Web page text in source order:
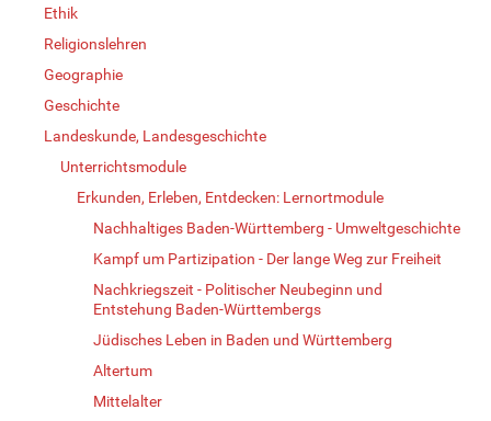
Ethik
Religionslehren
Geographie
Geschichte
Landeskunde, Landesgeschichte
Unterrichtsmodule
Erkunden, Erleben, Entdecken: Lernortmodule
Nachhaltiges Baden-Württemberg - Umweltgeschichte
Kampf um Partizipation - Der lange Weg zur Freiheit
Nachkriegszeit - Politischer Neubeginn und
Entstehung Baden-Württembergs
Jüdisches Leben in Baden und Württemberg
Altertum
Mittelalter